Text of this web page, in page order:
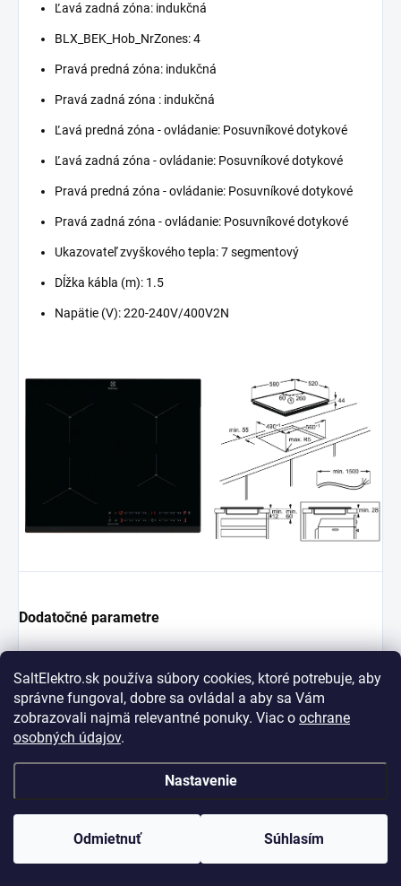
SaltElektro.sk používa súbory cookies, ktoré potrebuje, aby
správne fungoval, dobre sa ovládal a aby sa Vám
zobrazovali najmä relevantné ponuky. Viac o ochrane
osobných údajov.
Nastavenie
Odmietnuť Súhlasím
Ľavá zadná zóna: indukčná
BLX_BEK_Hob_NrZones:4
Pravá predná zóna: indukčná
Pravá zadná zóna : indukčná
Ľavá predná zóna - ovládanie: Posuvníkové dotykové
Ľavá zadná zóna - ovládanie: Posuvníkové dotykové
Pravá predná zóna - ovládanie: Posuvníkové dotykové
Pravá zadná zóna - ovládanie: Posuvníkové dotykové
Ukazovateľ zvyškového tepla:7 segmentový
Dĺžka kábla (m): 1.5
Napätie (V):220-240V/400V2N
Dodatočné parametre
Záruka:
Diskusia
Buďte prvý, kto napíše príspevok k tejto položke.